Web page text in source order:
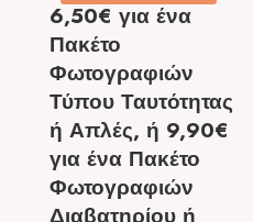
6,50€ για ένα
Πακέτο
Φωτογραφιών
Τύπου Ταυτότητας
ή Απλές, ή 9,90€
για ένα Πακέτο
Φωτογραφιών